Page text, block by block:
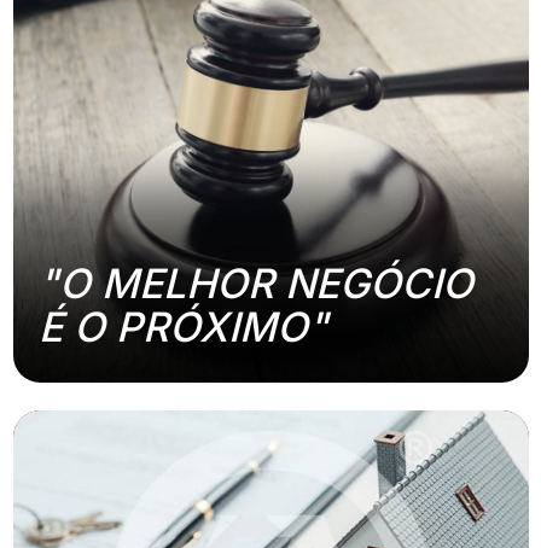
"O MELHOR NEGÓCIO
É O PRÓXIMO"